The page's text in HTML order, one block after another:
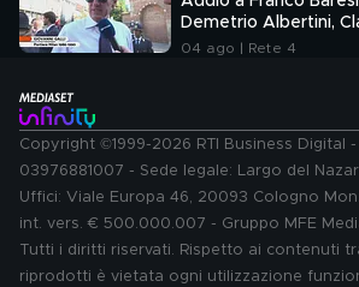
Demetrio Albertini,
Giovanni Galli
04 ago | Rete 4
Copyright ©1999-2026 RTI Business Digital -
03976881007 - Sede legale: Largo del
Uffici: Viale Europa 46, 20093 Cologno
int. vers. € 500.000.007 - Gruppo MFE
Tutti i diritti riservati. Rispetto ai contenuti
riprodotti è vietata ogni utilizzazione